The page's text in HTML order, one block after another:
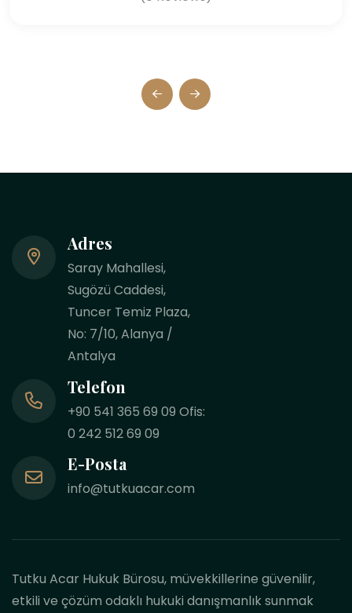
Adres
Saray Mahallesi,
Sugözü Caddesi,
Tuncer Temiz Plaza,
No: 7/10, Alanya /
Antalya
Telefon
+90 541 365 69 09 Ofis:
0 242 512 69 09
E-Posta
info@tutkuacar.com
Tutku Acar Hukuk Bürosu, müvekkillerine güvenilir,
etkili ve çözüm odaklı hukuki danışmanlık sunmak